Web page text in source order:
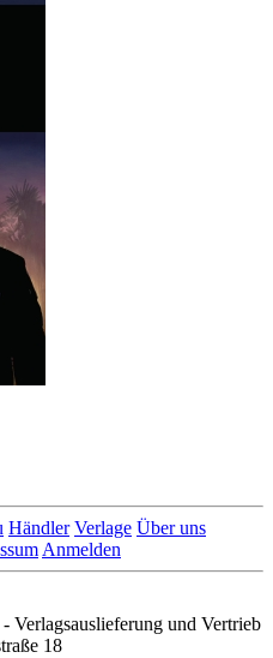
Händler Verlage Über uns
Anmelden
und Vertrieb
18